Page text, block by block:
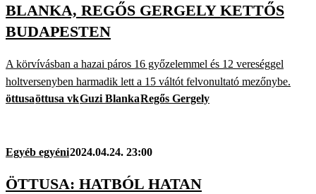
BLANKA, REGŐS GERGELY KETTŐS
BUDAPESTEN
A körvívásban a hazai páros 16 győzelemmel és 12 vereséggel
holtversenyben harmadik lett a 15 váltót felvonultató mezőnybe.
öttusaöttusa vkGuzi BlankaRegős Gergely
Egyéb egyéni2024.04.24. 23:00
ÖTTUSA: HATBÓL HATAN